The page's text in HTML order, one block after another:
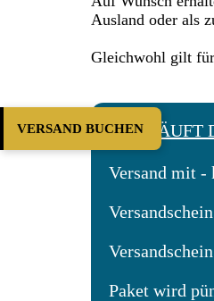
Ausland oder als
Gleichwohl gilt
WIE LÄUFT
Versand mit -
Paket wird
VERSAND BUCHEN